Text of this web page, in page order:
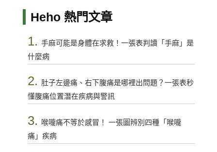
Heho 熱門文章
1. 手麻可能是身體在求救！一張表判讀「手麻」是
什麼病
2. 肚子左邊痛、右下腹痛是哪裡出問題？一張表秒
懂腹痛位置潛在疾病與警訊
3.
喉嚨痛不等於感冒！ 一張圖辨別四種「喉嚨
痛」疾病